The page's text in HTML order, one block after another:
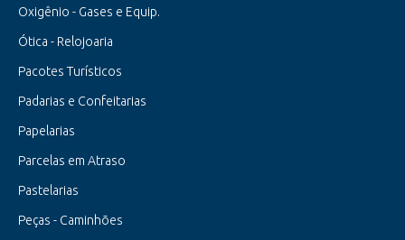
Oxigênio - Gases e Equip.
Ótica - Relojoaria
Pacotes Turísticos
Padarias e Confeitarias
Papelarias
Parcelas em Atraso
Pastelarias
Peças - Caminhões